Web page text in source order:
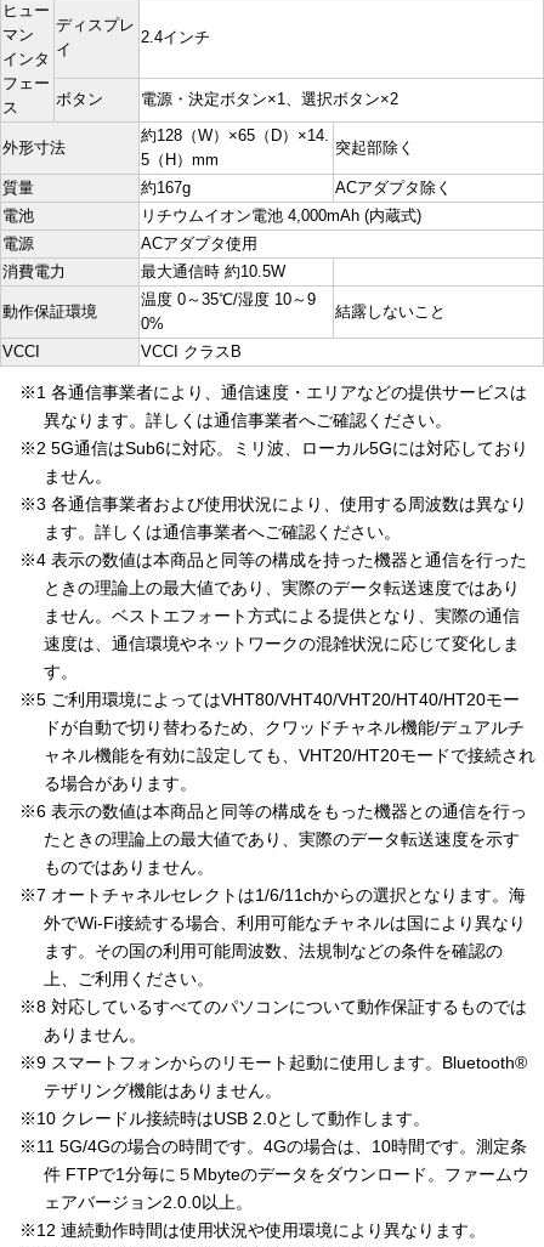
ヒュー
マン
インタ
フェー
ス
ディスプレ
イ
2.4インチ
ボタン 電源・決定ボタン×1、選択ボタン×2
外形寸法
約128（W）×65（D）×14.
5（H）mm
突起部除く
質量 約167g
ACアダプタ除く
電池
リチウムイオン電池 4,000mAh (内蔵式)
電源
ACアダプタ使用
消費電力
最大通信時 約10.5W
動作保証環境
温度 0～35℃/湿度 10～9
0%
結露しないこと
VCCI VCCI クラスB
※1 各通信事業者により、通信速度・エリアなどの提供サービスは
異なります。詳しくは通信事業者へご確認ください。
※2 5G通信はSub6に対応。ミリ波、ローカル5Gには対応しており
ません。
※3 各通信事業者および使用状況により、使用する周波数は異なり
ます。詳しくは通信事業者へご確認ください。
※4 表示の数値は本商品と同等の構成を持った機器と通信を行った
ときの理論上の最大値であり、実際のデータ転送速度ではあり
ません。ベストエフォート方式による提供となり、実際の通信
速度は、通信環境やネットワークの混雑状況に応じて変化しま
す。
※5 ご利用環境によってはVHT80/VHT40/VHT20/HT40/HT20モー
ドが自動で切り替わるため、クワッドチャネル機能/デュアルチ
ャネル機能を有効に設定しても、VHT20/HT20モードで接続され
る場合があります。
※6 表示の数値は本商品と同等の構成をもった機器との通信を行っ
たときの理論上の最大値であり、実際のデータ転送速度を示す
ものではありません。
※7 オートチャネルセレクトは1/6/11chからの選択となります。海
外でWi-Fi接続する場合、利用可能なチャネルは国により異なり
ます。その国の利用可能周波数、法規制などの条件を確認の
上、ご利用ください。
※8 対応しているすべてのパソコンについて動作保証するものでは
ありません。
※9 スマートフォンからのリモート起動に使用します。Bluetooth®
テザリング機能はありません。
※10 クレードル接続時はUSB 2.0として動作します。
※11 5G/4Gの場合の時間です。4Gの場合は、10時間です。測定条
件 FTPで1分毎に５Mbyteのデータをダウンロード。ファームウ
ェアバージョン2.0.0以上。
※12 連続動作時間は使用状況や使用環境により異なります。